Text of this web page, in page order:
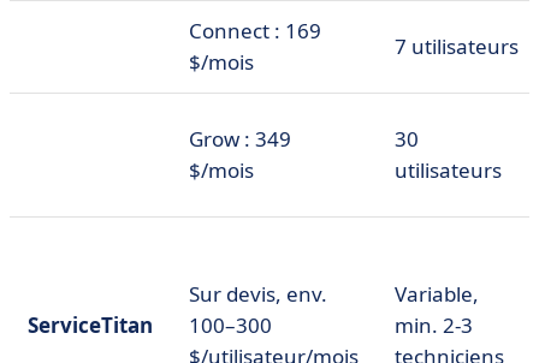
Connect : 169
$/mois
7 utilisateurs
Grow : 349
$/mois
30
utilisateurs
ServiceTitan
Sur devis, env.
100–300
$/utilisateur/mois
Variable,
min. 2-3
techniciens